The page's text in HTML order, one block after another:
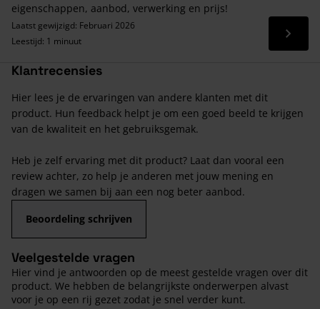
eigenschappen, aanbod, verwerking en prijs!
Laatst gewijzigd: Februari 2026
Leestijd: 1 minuut
Lees
Klantrecensies
Hier lees je de ervaringen van andere klanten met dit
product. Hun feedback helpt je om een goed beeld te krijgen
van de kwaliteit en het gebruiksgemak.
Heb je zelf ervaring met dit product? Laat dan vooral een
review achter, zo help je anderen met jouw mening en
dragen we samen bij aan een nog beter aanbod.
Beoordeling schrijven
Veelgestelde vragen
Hier vind je antwoorden op de meest gestelde vragen over dit
product. We hebben de belangrijkste onderwerpen alvast
voor je op een rij gezet zodat je snel verder kunt.